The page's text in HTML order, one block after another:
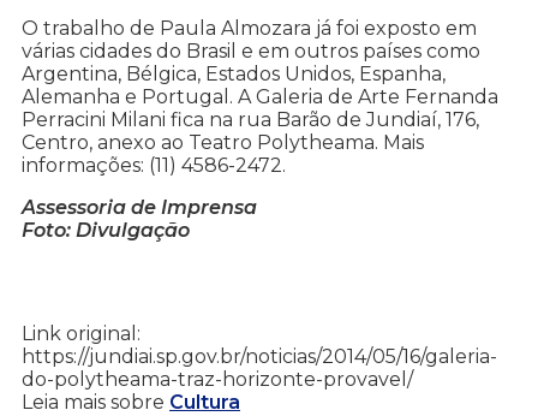
O trabalho de Paula Almozara já foi exposto em
várias cidades do Brasil e em outros países como
Argentina, Bélgica, Estados Unidos, Espanha,
Alemanha e Portugal. A Galeria de Arte Fernanda
Perracini Milani fica na rua Barão de Jundiaí, 176,
Centro, anexo ao Teatro Polytheama. Mais
informações: (11) 4586-2472.
Assessoria de Imprensa
Foto: Divulgação
Link original:
https://jundiai.sp.gov.br/noticias/2014/05/16/galeria-
do-polytheama-traz-horizonte-provavel/
Leia mais sobre Cultura